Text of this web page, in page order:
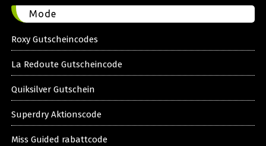
Mode
Roxy Gutscheincodes
La Redoute Gutscheincode
Quiksilver Gutschein
Superdry Aktionscode
Miss Guided rabattcode